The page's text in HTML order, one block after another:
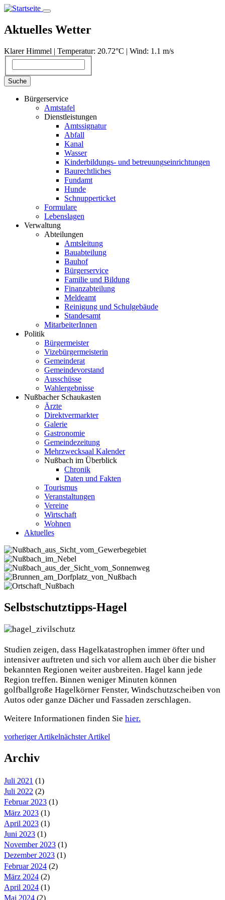
Direkt
Inhalt
Aktuelles Wetter
Klarer Himmel | Temperatur: 20.72°С | Wind: 1.1 m/s
Suche
Bürgerservice
Amtstafel
Dienstleistungen
Amtssignatur
Abfall
Kanal
Wasser
Kinderbildungs- und betreuungseinrichtungen
Baurechtliches
Fundamt
Hunde
Schnupperticket
Formulare
Lebenslagen
Verwaltung
Abteilungen
Amtsleitung
Bauabteilung
Bauhof
Bürgerservice
Familie und Bildung
Finanzabteilung
Meldeamt
Reinigung und Schulgebäude
Standesamt
MitarbeiterInnen
Politik
Bürgermeister
Vizebürgermeisterin
Gemeinderat
Gemeindevorstand
Ausschüsse
Wahlergebnisse
Nußbacher Schaukasten
Ärzte
Direktvermarkter
Galerie
Gastronomie
Gemeindezeitung
Mehrzwecksaal Kalender
Nußbach im Überblick
Chronik
Daten und Fakten
Tourismus
Veranstaltungen
Vereine
Wirtschaft
Wohnen
Aktuelles
Selbstschutztipps-Hagel
Studien zeigen, dass Hagelkatastrophen immer öfter und
intensiver auftreten und sich vor allem auch über die bisher
bekannten Regionen weiter ausbreiten. Hagel kann jede
Region treffen. Binnen weniger Minuten können
golfballgroße Hagelkörner Fenster, Windschutzscheiben von
Autos oder ganze Dächer und Fassaden zerschlagen.
Weitere Informationen finden Sie hier.
vorheriger Artikelnächster Artikel
Archiv
Juli 2021 (1)
Juli 2022 (2)
Februar 2023 (1)
März 2023 (1)
April 2023 (1)
Juni 2023 (1)
November 2023 (1)
Dezember 2023 (1)
Februar 2024 (2)
März 2024 (2)
April 2024 (1)
Mai 2024 (2)